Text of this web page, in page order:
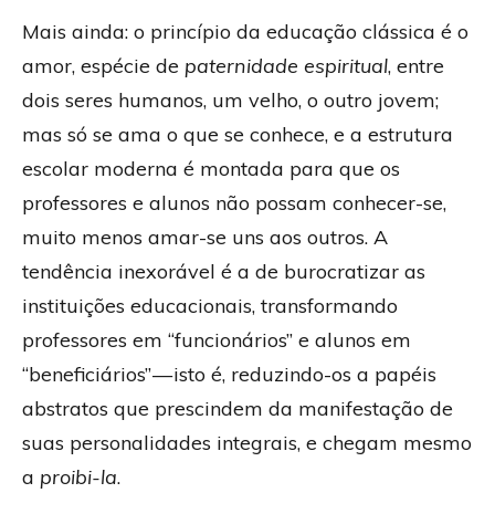
Mais ainda: o princípio da educação clássica é o
amor, espécie de paternidade espiritual, entre
dois seres humanos, um velho, o outro jovem;
mas só se ama o que se conhece, e a estrutura
escolar moderna é montada para que os
professores e alunos não possam conhecer-se,
muito menos amar-se uns aos outros. A
tendência inexorável é a de burocratizar as
instituições educacionais, transformando
professores em “funcionários” e alunos em
“beneficiários” — isto é, reduzindo-os a papéis
abstratos que prescindem da manifestação de
suas personalidades integrais, e chegam mesmo
a proibi-la.